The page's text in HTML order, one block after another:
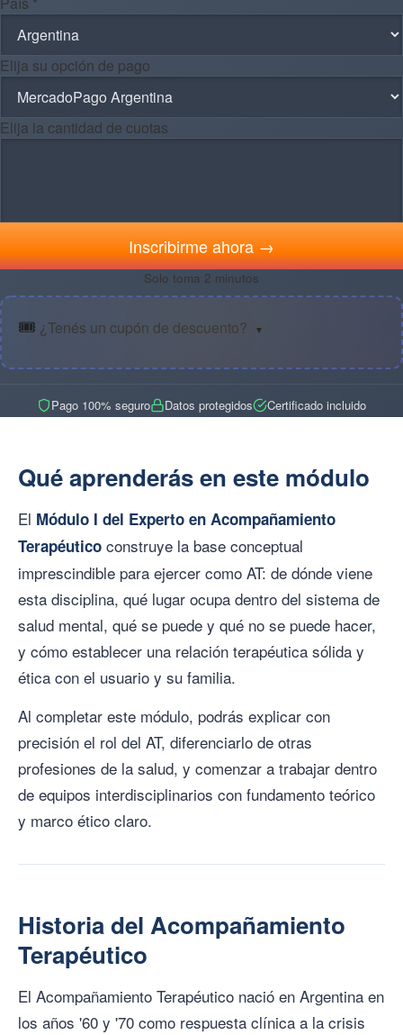
Elija su opción de pago
Elija la cantidad de cuotas
Inscribirme ahora →
Solo toma 2 minutos
🎟️ ¿Tenés un cupón de descuento? ▼
Pago 100% seguro Datos protegidos Certificado incluido
Qué aprenderás en este módulo
El Módulo I del Experto en Acompañamiento
Terapéutico construye la base conceptual
imprescindible para ejercer como AT: de dónde viene
esta disciplina, qué lugar ocupa dentro del sistema de
salud mental, qué se puede y qué no se puede hacer,
y cómo establecer una relación terapéutica sólida y
ética con el usuario y su familia.
Al completar este módulo, podrás explicar con
precisión el rol del AT, diferenciarlo de otras
profesiones de la salud, y comenzar a trabajar dentro
de equipos interdisciplinarios con fundamento teórico
y marco ético claro.
Historia del Acompañamiento
Terapéutico
El Acompañamiento Terapéutico nació en Argentina en
los años '60 y '70 como respuesta clínica a la crisis